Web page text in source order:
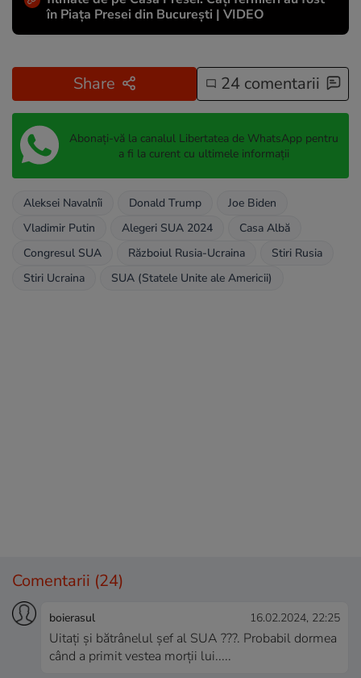
în Piața Presei din București | VIDEO
Share 24 comentarii
Abonați-vă la canalul Libertatea de WhatsApp pentru
a fi la curent cu ultimele informații
Aleksei Navalnîi Donald Trump
Joe Biden
Vladimir Putin
Alegeri SUA 2024
Casa Albă
Congresul SUA
Războiul Rusia-Ucraina
Stiri Rusia
Stiri Ucraina
SUA (Statele Unite ale Americii)
Comentarii (24)
boierasul 16.02.2024, 22:25
Uitați și bătrânelul șef al SUA ???. Probabil dormea
când a primit vestea morții lui.....